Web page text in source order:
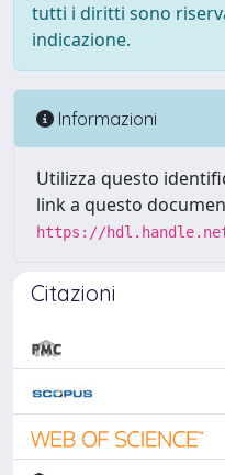
tutti i diritti sono
indicazione.
Informazioni
Utilizza questo
link a questo
https://
Citazioni